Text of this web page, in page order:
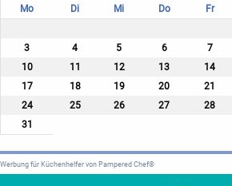
Mo Di Mi Do Fr
3
4 5 6 7
10
11 12 13 14
17
18 19 20 21
24
25 26 27 28
31
Werbung für Küchenhelfer von Pampered Chef®